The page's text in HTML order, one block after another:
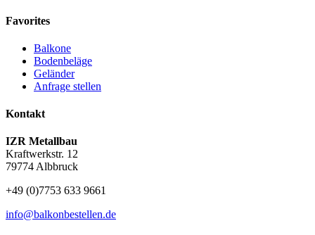
Favorites
Balkone
Bodenbeläge
Geländer
Anfrage stellen
Kontakt
IZR Metallbau
Kraftwerkstr. 12
79774 Albbruck
+49 (0)7753 633 9661
info@balkonbestellen.de